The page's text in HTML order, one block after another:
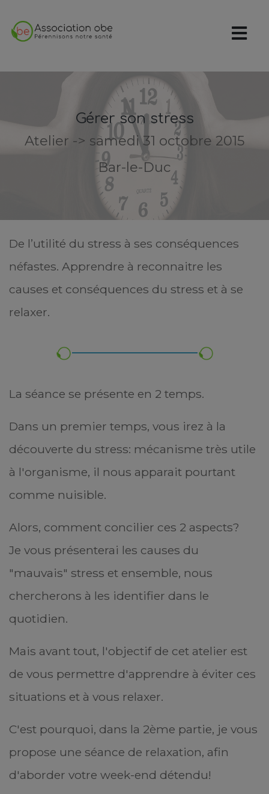
Gérer son stress
Atelier -> samedi 31 octobre 2015
Bar-le-Duc
De l’utilité du stress à ses conséquences
néfastes. Apprendre à reconnaitre les
causes et conséquences du stress et à se
relaxer.
La séance se présente en 2 temps.
Dans un premier temps, vous irez à la
découverte du stress: mécanisme très utile
à l'organisme, il nous apparait pourtant
comme nuisible.
Alors, comment concilier ces 2 aspects?
Je vous présenterai les causes du
"mauvais" stress et ensemble, nous
chercherons à les identifier dans le
quotidien.
Mais avant tout, l'objectif de cet atelier est
de vous permettre d'apprendre à éviter ces
situations et à vous relaxer.
C'est pourquoi, dans la 2ème partie, je vous
propose une séance de relaxation, afin
d'aborder votre week-end détendu!